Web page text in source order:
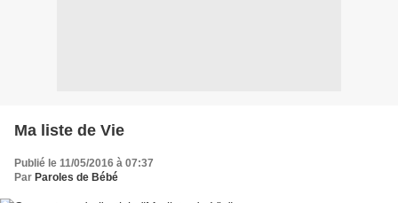
Ma liste de Vie
Publié le 11/05/2016 à 07:37
Par Paroles de Bébé